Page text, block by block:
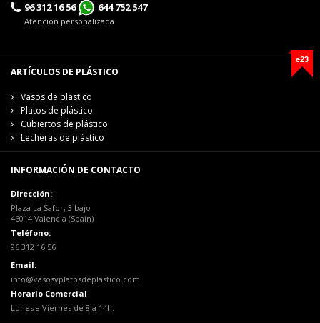
96 312 16 56 644 752 547
Atención personalizada
e23
ARTÍCULOS DE PLÁSTICO
Vasos de plástico
Platos de plástico
Cubiertos de plástico
Lecheras de plástico
INFORMACIÓN DE CONTACTO
Dirección:
Plaza La Safor, 3 bajo
46014 Valencia (Spain)
Teléfono:
96 312 16 56
Email:
info@vasosyplatosdeplastico.com
Horario Comercial
Lunes a Viernes de 8 a 14h.